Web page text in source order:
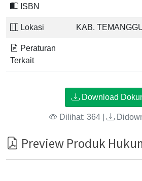
ISBN
Lokasi KAB.
Peraturan
Terkait
Download
Dilihat: 364 |
Preview Produk